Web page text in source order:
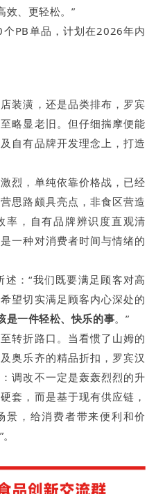
效、更轻松。”
PB单品，计划在2026年内
装潢，还是品类排布，罗宾
略显老旧。但仔细揣摩便能
自有品牌开发理念上，打造
烈，单纯依靠价格战，已经
思路颇具亮点，非食区营造
率，自有品牌辨识度直观清
一种对消费者时间与情绪的
：“我们既要满足顾客对高
望切实满足顾客内心深处的
是一件轻松、快乐的事。”
转折路口。当看惯了山姆的
奥乐齐的精品折扣，罗宾汉
调改不一定是轰轰烈烈的升
套，而是基于现有供应链，
景，给消费者带来便利和价